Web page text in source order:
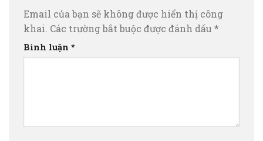
Email của bạn sẽ không được hiển thị công
khai. Các trường bắt buộc được đánh dấu *
Bình luận *